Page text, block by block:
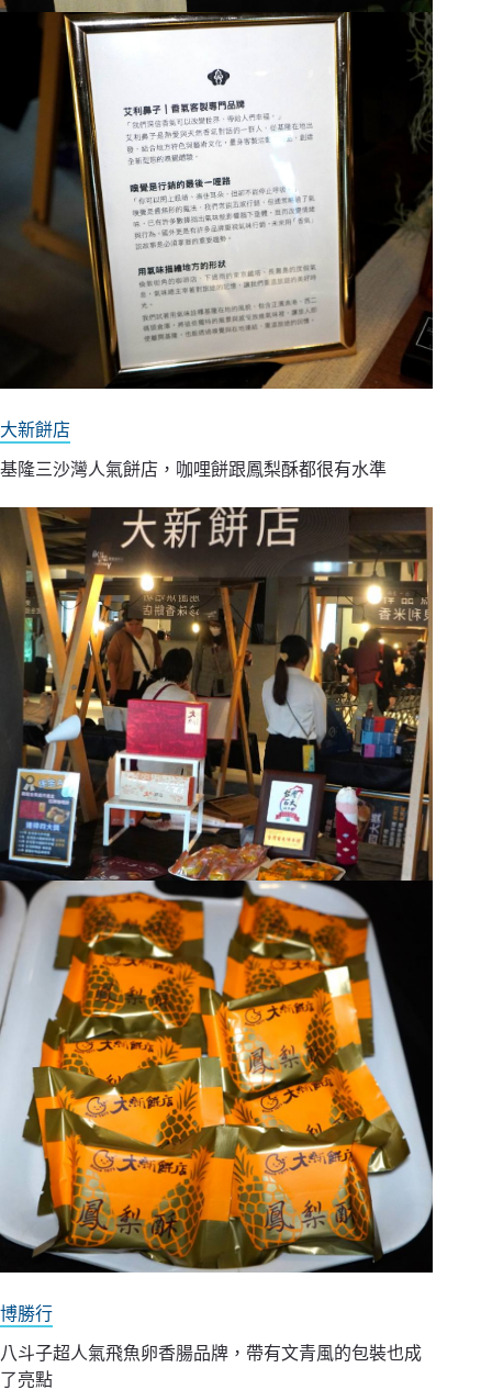
大新餅店
基隆三沙灣人氣餅店，咖哩餅跟鳳梨酥都很有水準
博勝行
八斗子超人氣飛魚卵香腸品牌，帶有文青風的包裝也成
了亮點